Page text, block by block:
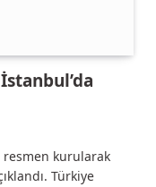
resmen kurularak
Türkiye